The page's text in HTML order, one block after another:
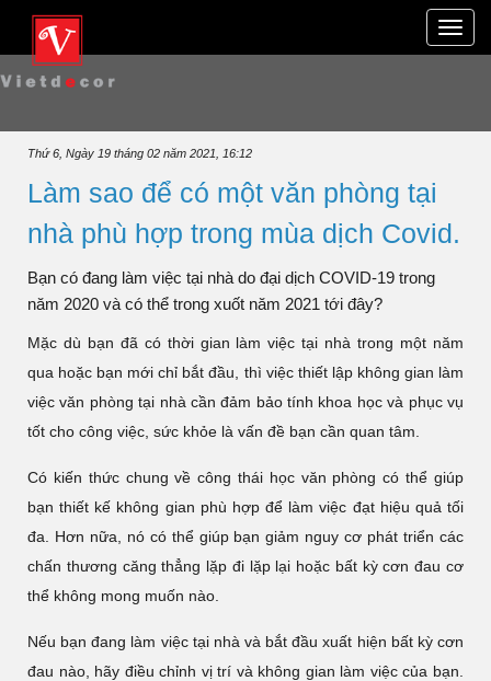
Toggle
Thứ 6, Ngày 19 tháng 02 năm 2021, 16:12
Làm sao để có một văn phòng tại
nhà phù hợp trong mùa dịch Covid.
Bạn có đang làm việc tại nhà do đại dịch COVID-19 trong
năm 2020 và có thể trong xuốt năm 2021 tới đây?
Mặc dù bạn đã có thời gian làm việc tại nhà trong một năm
qua hoặc bạn mới chỉ bắt đầu, thì việc thiết lập không gian làm
việc văn phòng tại nhà cần đảm bảo tính khoa học và phục vụ
tốt cho công việc, sức khỏe là vấn đề bạn cần quan tâm.
Có kiến ​​thức chung về công thái học văn phòng có thể giúp
bạn thiết kế không gian phù hợp để làm việc đạt hiệu quả tối
đa. Hơn nữa, nó có thể giúp bạn giảm nguy cơ phát triển các
chấn thương căng thẳng lặp đi lặp lại hoặc bất kỳ cơn đau cơ
thể không mong muốn nào.
Nếu bạn đang làm việc tại nhà và bắt đầu xuất hiện bất kỳ cơn
đau nào, hãy điều chỉnh vị trí và không gian làm việc của bạn.